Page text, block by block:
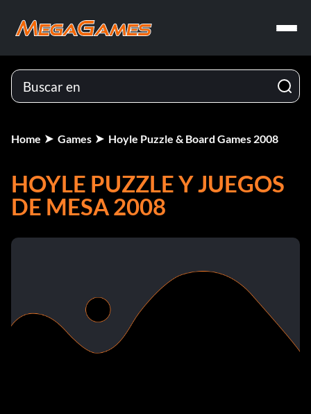
Home Games Hoyle Puzzle & Board Games 2008
HOYLE PUZZLE Y JUEGOS
DE MESA 2008